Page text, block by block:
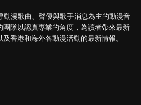
漫歌曲、聲優與歌手消息為主的動漫音
隊以認真專業的角度，為讀者帶來最新
香港和海外各動漫活動的最新情報。